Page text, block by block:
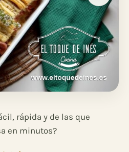
rápida y de las que
en minutos?